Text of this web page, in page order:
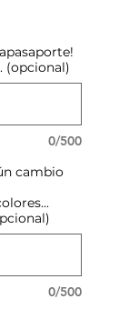
(opcional)
0/500
cambio
0/500